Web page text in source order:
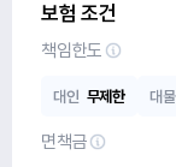
보험 조건
책임한도
대인 무제한 대물
면책금